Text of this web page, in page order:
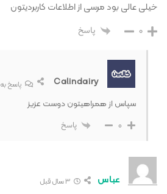
خیلی عالی بود مرسی از اطلاعات کاربردیتون
0 پاسخ
Calindairy پاسخ به
سپاس از همراهیتون دوست عزیز
0 پاسخ
عباس